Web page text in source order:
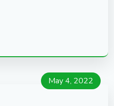
May 4, 2022